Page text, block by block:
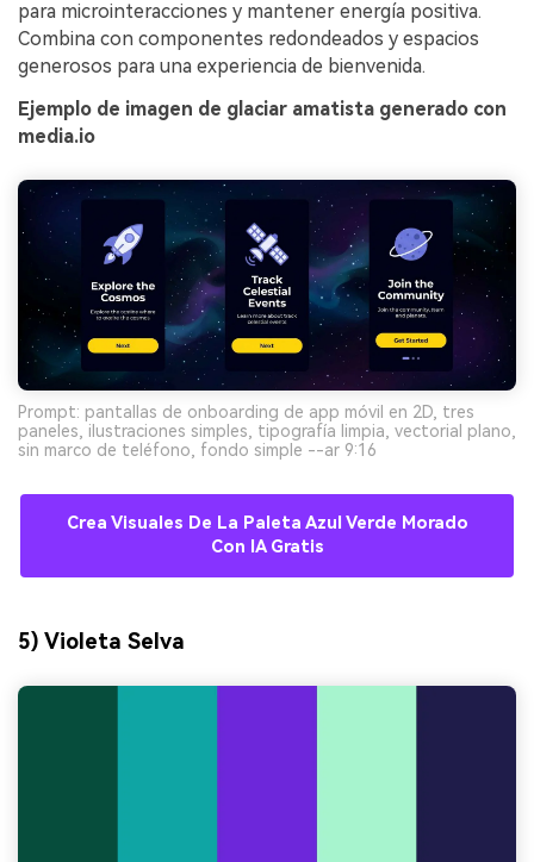
para microinteracciones y mantener energía positiva.
Combina con componentes redondeados y espacios
generosos para una experiencia de bienvenida.
Ejemplo de imagen de glaciar amatista generado con
media.io
Prompt: pantallas de onboarding de app móvil en 2D, tres
paneles, ilustraciones simples, tipografía limpia, vectorial plano,
sin marco de teléfono, fondo simple --ar 9:16
Crea Visuales De La Paleta Azul Verde Morado
Con IA Gratis
5) Violeta Selva